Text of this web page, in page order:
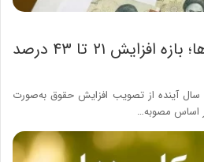
شوک عددی در حقوق‌ها؛ بازه افزایش ۲۱ تا ۴۳ درصد
آینده از تصویب افزایش حقوق به‌صورت
اساس مصوبه…